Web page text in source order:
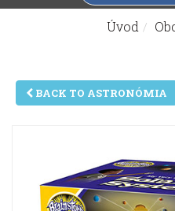
Úvod
BACK TO ASTRONÓMIA